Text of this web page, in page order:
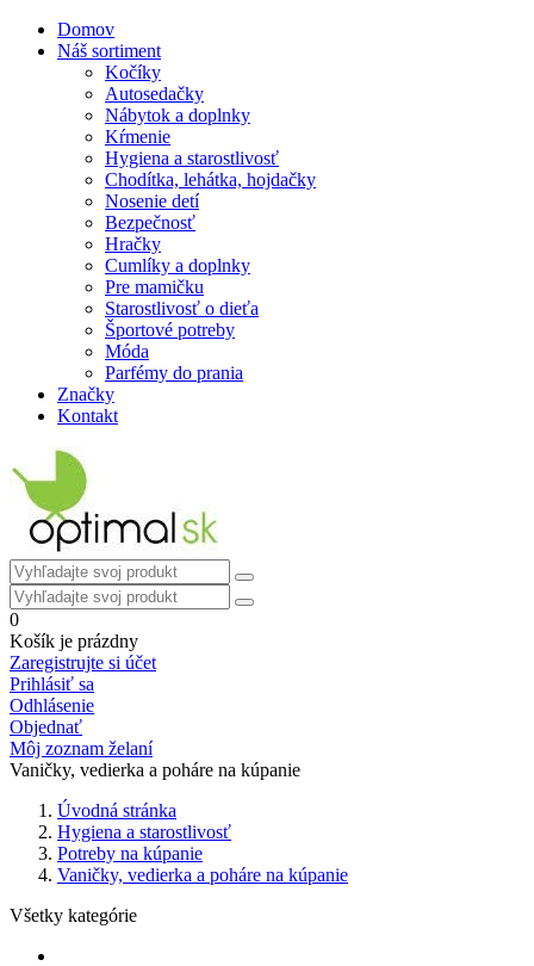
Domov
Náš sortiment
Kočíky
Autosedačky
Nábytok a doplnky
Kŕmenie
Hygiena a starostlivosť
Chodítka, lehátka, hojdačky
Nosenie detí
Bezpečnosť
Hračky
Cumlíky a doplnky
Pre mamičku
Starostlivosť o dieťa
Športové potreby
Móda
Parfémy do prania
Značky
Kontakt
0
Košík je prázdny
Zaregistrujte si účet
Prihlásiť sa
Odhlásenie
Objednať
Môj zoznam želaní
Vaničky, vedierka a poháre na kúpanie
Úvodná stránka
Hygiena a starostlivosť
Potreby na kúpanie
Vaničky, vedierka a poháre na kúpanie
Všetky kategórie